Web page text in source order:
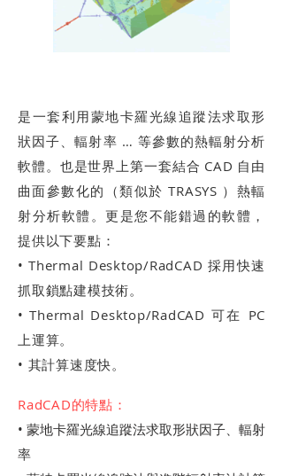
是一套利用蒙地卡羅光線追蹤法求取形
狀因子、輻射率 … 等參數的熱輻射分析
軟體。也是世界上第一套結合 CAD 自由
曲面參數化的（類似於 TRASYS ）熱輻
射分析軟體。更是您不能錯過的軟體，
提供以下要點：
• Thermal Desktop/RadCAD 採用快速
抓取鎖點建模技術。
• Thermal Desktop/RadCAD 可在 PC
上運算。
• 其計算速度快。
RadCAD的特點：
• 蒙地卡羅光線追蹤法求取形狀因子、輻射
率